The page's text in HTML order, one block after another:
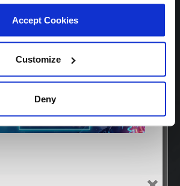
Accept Cookies
Customize
Deny
Diversidade
de funcionários
partnership
we recommend booking early